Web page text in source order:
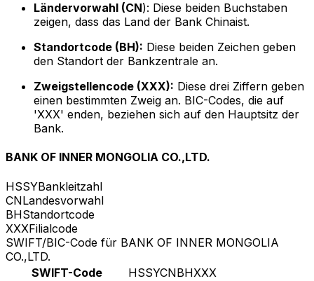
Ländervorwahl (CN): Diese beiden Buchstaben
zeigen, dass das Land der Bank Chinaist.
Standortcode (BH): Diese beiden Zeichen geben
den Standort der Bankzentrale an.
Zweigstellencode (XXX): Diese drei Ziffern geben
einen bestimmten Zweig an. BIC-Codes, die auf
'XXX' enden, beziehen sich auf den Hauptsitz der
Bank.
BANK OF INNER MONGOLIA CO.,LTD.
HSSYBankleitzahl
CNLandesvorwahl
BHStandortcode
XXXFilialcode
SWIFT/BIC-Code für BANK OF INNER MONGOLIA
CO.,LTD.
SWIFT-Code
HSSYCNBHXXX